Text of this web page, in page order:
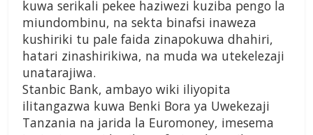
kuwa serikali pekee haziwezi kuziba pengo la
miundombinu, na sekta binafsi inaweza
kushiriki tu pale faida zinapokuwa dhahiri,
hatari zinashirikiwa, na muda wa utekelezaji
unatarajiwa.
Stanbic Bank, ambayo wiki iliyopita
ilitangazwa kuwa Benki Bora ya Uwekezaji
Tanzania na jarida la Euromoney, imesema